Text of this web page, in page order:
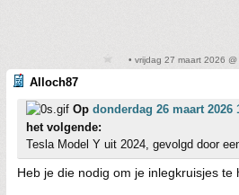
• vrijdag 27 maart 2026
Alloch87
Op donderdag 26 maart 2026
het volgende:
Tesla Model Y uit 2024, gevolgd door
Heb je die nodig om je inlegkruisjes te